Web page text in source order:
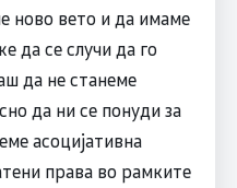
ново вето и да имаме
да се случи да го
да не станеме
да ни се понуди за
асоцијативна
права во рамките